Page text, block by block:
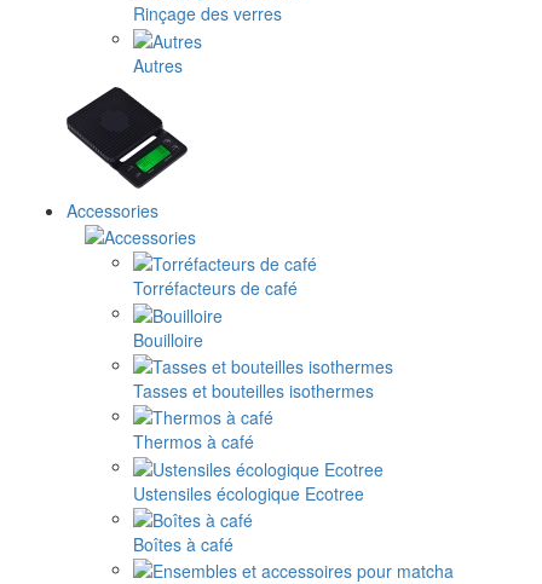
Rinçage des verres
Autres
Accessories
Torréfacteurs de café
Bouilloire
Tasses et bouteilles isothermes
Thermos à café
Ustensiles écologique Ecotree
Boîtes à café